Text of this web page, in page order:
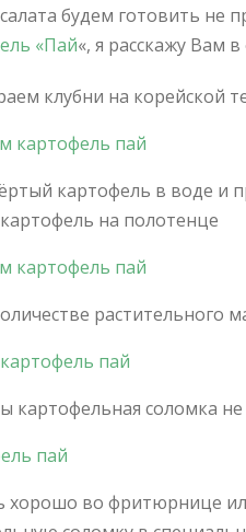
будем готовить не
«Пай«, я расскажу Вам
клубни на корейской
картофель в воде и
на полотенце
растительного
картофельная соломка не
хорошо во фритюрнице